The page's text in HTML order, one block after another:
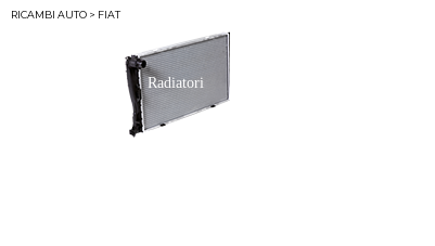
RICAMBI AUTO > FIAT
Radiatori